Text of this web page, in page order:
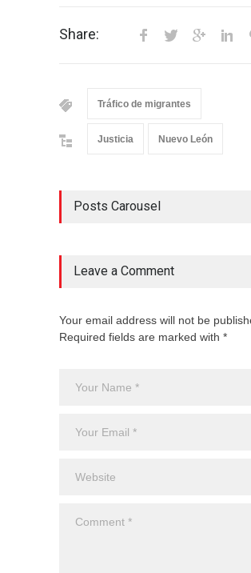
Share:
Tráfico de migrantes
Justicia Nuevo León
Posts Carousel
Leave a Comment
Your email address will not be
Required fields are marked with *